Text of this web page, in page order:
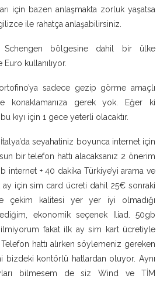
için bazen anlaşmakta zorluk yaşatsa
ile rahatça anlaşabilirsiniz.
Schengen bölgesine dahil bir ülke
kullanılıyor.
sadece gezip görme amaçlı
konaklamanıza gerek yok. Eğer ki
kıyı için 1 gece yeterli olacaktır.
seyahatiniz boyunca internet için
bir telefon hattı alacaksanız 2 önerim
internet + 40 dakika Türkiye’yi arama ve
ay için sim card ücreti dahil 25€ sonraki
çekim kalitesi yer yer iyi olmadığı
ekonomik seçenek Iliad. 50gb
fakat ilk ay sim kart ücretiyle
hattı alırken söylemeniz gereken
bizdeki kontörlü hatlardan oluyor. Aynı
bilmesem de siz Wind ve TİM